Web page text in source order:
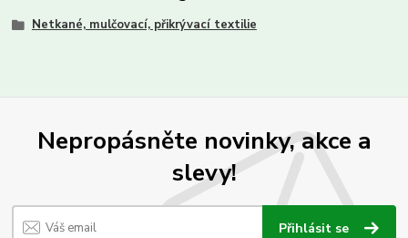
Netkané, mulčovací, přikrývací textilie
Nepropásněte novinky, akce a
slevy!
Přihlásit se